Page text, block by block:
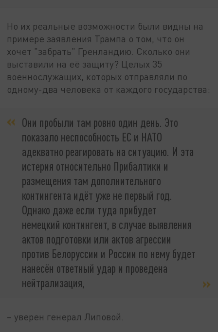
Но их реальные возможности были видны на
примере заявления Трампа о том, что он
хочет "забрать" Гренландию. Сколько они
выставили на её защиту? Целых 35
военнослужащих, которых отправляли по
одному-два человека от каждого государства:
Они пробыли там ровно один день. Это
показало неспособность ЕС и НАТО
адекватно реагировать на ситуацию. И эта
истерия относительно Прибалтики и
размещения там дополнительного
контингента идёт уже не первый год.
Однако даже если туда прибудет
немецкий контингент, в случае выявления
актов подготовки или актов агрессии
против Белоруссии и России по нему будет
нанесён ответный удар и проведена
нейтрализация,
– уверен генерал Липовой.